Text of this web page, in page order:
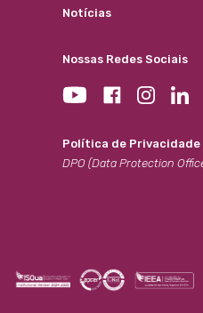
Notícias
Nossas Redes Sociais
Política de Privacidade
DPO (Data Protection